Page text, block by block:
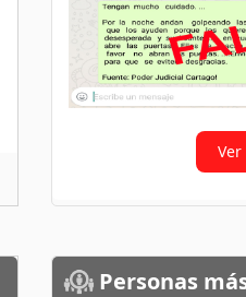
Ver
Personas